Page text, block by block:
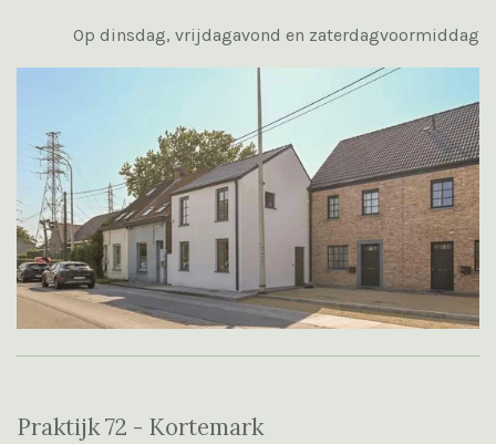
Op dinsdag, vrijdagavond en zaterdagvoormiddag
Praktijk 72 - Kortemark